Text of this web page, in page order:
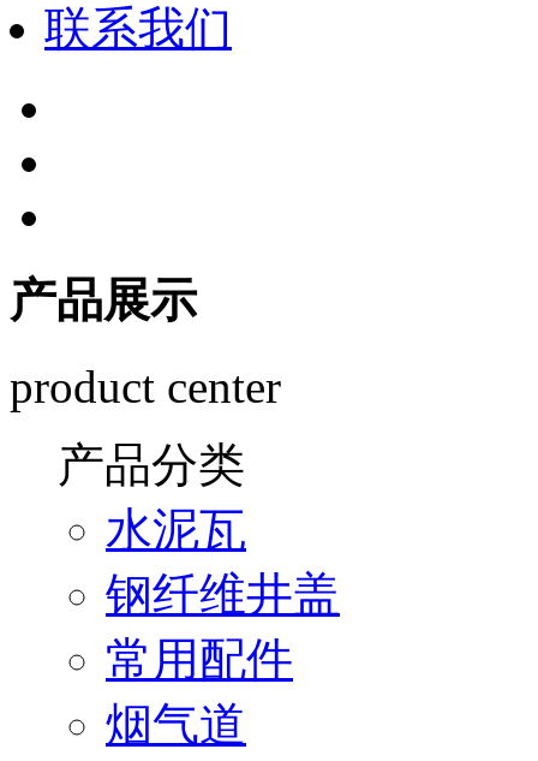
联系我们
产品展示
product center
产品分类
水泥瓦
钢纤维井盖
常用配件
烟气道